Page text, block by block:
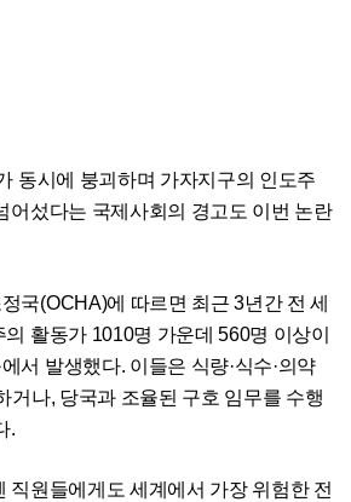
동시에 붕괴하며 가자지구의 인도주
어섰다는 국제사회의 경고도 이번 논란
국(OCHA)에 따르면 최근 3년간 전 세
활동가 1010명 가운데 560명 이상이
서 발생했다. 이들은 식량·식수·의약
거나, 당국과 조율된 구호 임무를 수행
.
직원들에게도 세계에서 가장 위험한 전